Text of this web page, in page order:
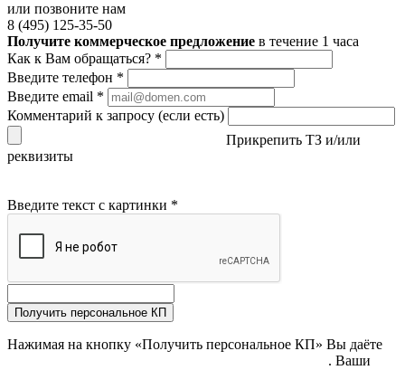
или позвоните нам
8 (495) 125-35-50
Получите коммерческое предложение в течение 1 часа
Как к Вам обращаться? *
Введите телефон *
Введите email *
Комментарий к запросу (если есть)
Прикрепить ТЗ и/или
реквизиты
Введите текст с картинки *
Получить персональное КП
Нажимая на кнопку «Получить персональное КП» Вы даёте
. Ваши